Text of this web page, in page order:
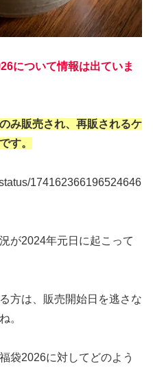
について情報は出ていま
み販売され、再販されるケ
す。
174162366196524646
が2024年元日に起こって
方は、販売開始日を逃さな
。
袋2026に対してどのよう